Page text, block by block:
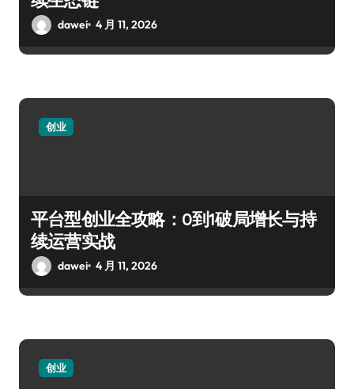
dawei 4 月 11, 2026
创业
平台型创业全攻略：0到1破局增长与持
续运营实战
dawei 4 月 11, 2026
创业